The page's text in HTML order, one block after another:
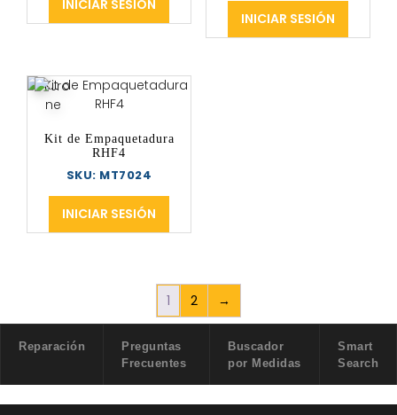
INICIAR SESIÓN
INICIAR SESIÓN
Kit de Empaquetadura
RHF4
SKU: MT7024
INICIAR SESIÓN
1 2 →
Reparación
Preguntas
Frecuentes
Buscador
por Medidas
Smart
Search